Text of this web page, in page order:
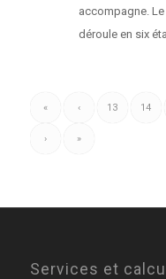
accompagne.
déroule en six
« ‹ 13 14
› »
Services et